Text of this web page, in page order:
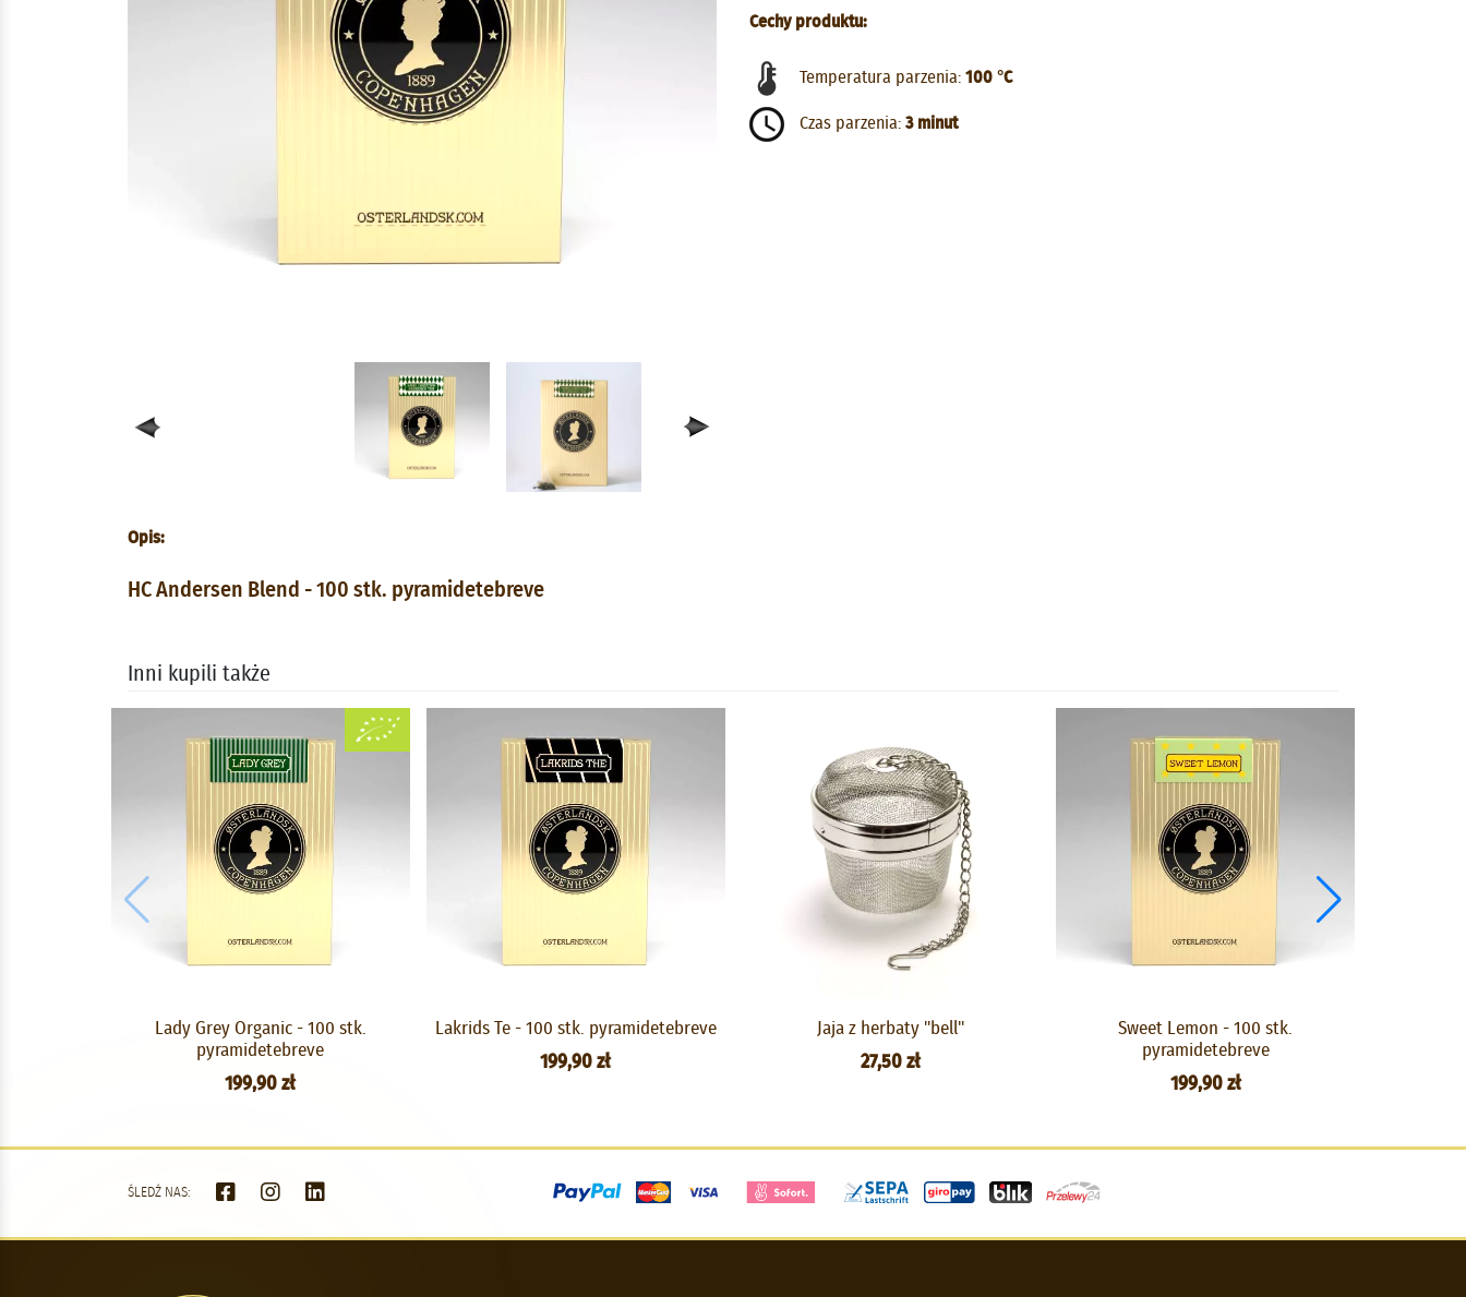
Cechy produktu:
Temperatura parzenia: 100 °C
Czas parzenia: 3 minut
Opis:
HC Andersen Blend - 100 stk. pyramidetebreve
Inni kupili także
Lady Grey Organic - 100 stk.
pyramidetebreve
199,90 zł
Lakrids Te - 100 stk. pyramidetebreve
199,90 zł
Jaja z herbaty "bell"
27,50 zł
Sweet Lemon - 100 stk.
pyramidetebreve
199,90 zł
ŚLEDŹ NAS: